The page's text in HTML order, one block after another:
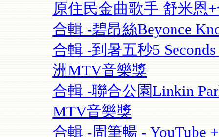
原住民金曲歌手 舒米恩
合輯 -碧昂絲Beyonce
合輯 -到暑五秒5
洲MTV音樂獎
合輯 -聯合公園Linkin
MTV音樂獎
合輯 -周筆暢 - YouTube